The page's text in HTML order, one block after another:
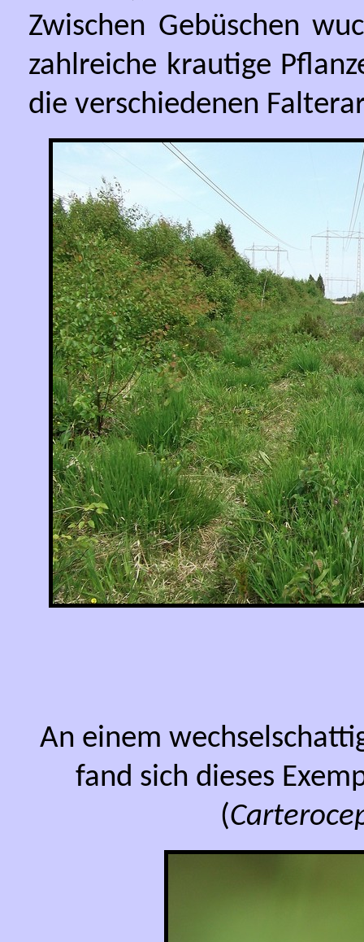
Zwischen Gebüschen
zahlreiche krautige
die verschiedenen
An einem
fand sich dieses
(